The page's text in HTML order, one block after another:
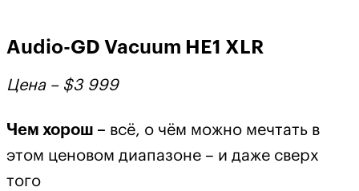
Audio-GD Vacuum HE1 XLR
Цена – $3 999
Чем хорош – всё, о чём можно мечтать в
этом ценовом диапазоне – и даже сверх
того